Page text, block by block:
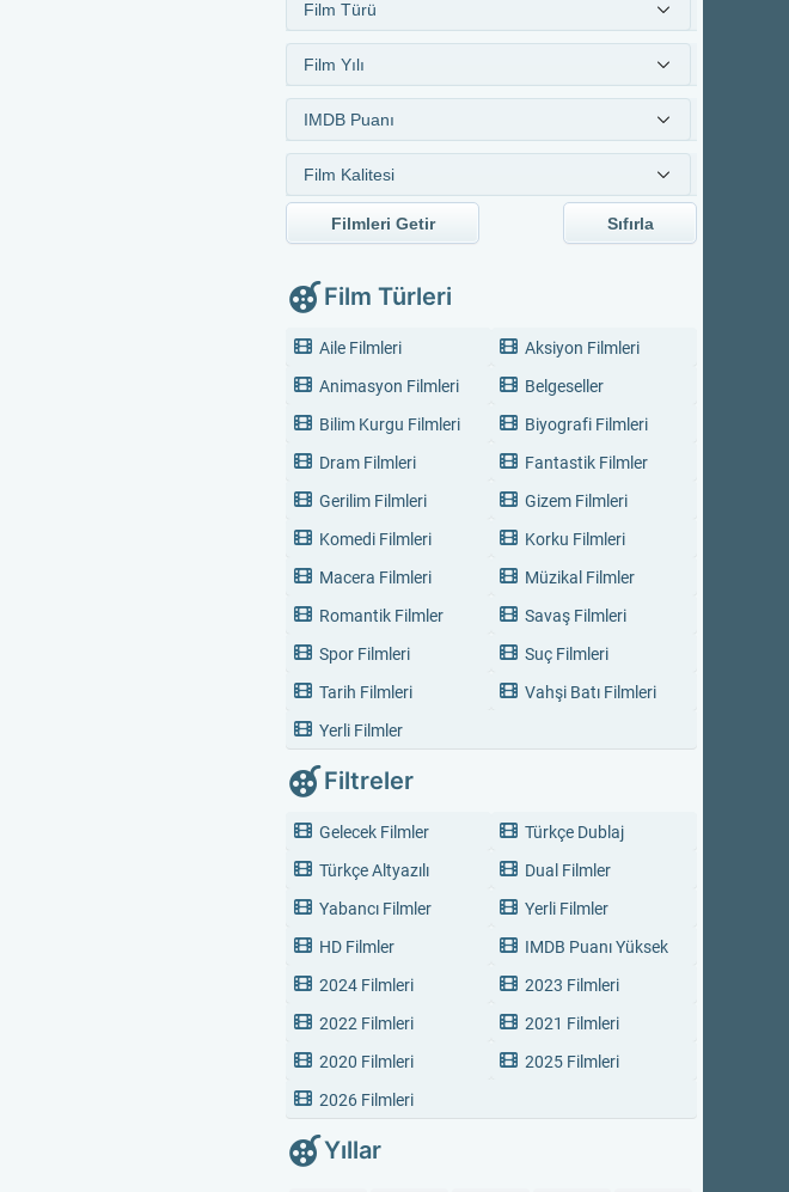
Filmleri Getir Sıfırla
Film Türleri
Aile Filmleri
Aksiyon Filmleri
Animasyon Filmleri
Belgeseller
Bilim Kurgu Filmleri
Biyografi Filmleri
Dram Filmleri
Fantastik Filmler
Gerilim Filmleri
Gizem Filmleri
Komedi Filmleri
Korku Filmleri
Macera Filmleri
Müzikal Filmler
Romantik Filmler
Savaş Filmleri
Spor Filmleri
Suç Filmleri
Tarih Filmleri
Vahşi Batı Filmleri
Yerli Filmler
Filtreler
Gelecek Filmler
Türkçe Dublaj
Türkçe Altyazılı
Dual Filmler
Yabancı Filmler
Yerli Filmler
HD Filmler
IMDB Puanı Yüksek
2024 Filmleri
2023 Filmleri
2022 Filmleri
2021 Filmleri
2020 Filmleri
2025 Filmleri
2026 Filmleri
Yıllar